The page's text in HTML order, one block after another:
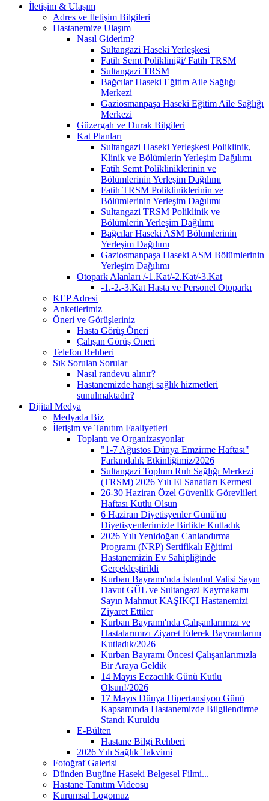
İletişim & Ulaşım
Adres ve İletişim Bilgileri
Hastanemize Ulaşım
Nasıl Giderim?
Sultangazi Haseki Yerleşkesi
Fatih Semt Polikliniği/ Fatih TRSM
Sultangazi TRSM
Bağcılar Haseki Eğitim Aile Sağlığı
Merkezi
Gaziosmanpaşa Haseki Eğitim Aile Sağlığı
Merkezi
Güzergah ve Durak Bilgileri
Kat Planları
Sultangazi Haseki Yerleşkesi Poliklinik,
Klinik ve Bölümlerin Yerleşim Dağılımı
Fatih Semt Polikliniklerinin ve
Bölümlerinin Yerleşim Dağılımı
Fatih TRSM Polikliniklerinin ve
Bölümlerinin Yerleşim Dağılımı
Sultangazi TRSM Poliklinik ve
Bölümlerin Yerleşim Dağılımı
Bağcılar Haseki ASM Bölümlerinin
Yerleşim Dağılımı
Gaziosmanpaşa Haseki ASM Bölümlerinin
Yerleşim Dağılımı
Otopark Alanları /-1.Kat/-2.Kat/-3.Kat
-1.-2.-3.Kat Hasta ve Personel Otoparkı
KEP Adresi
Anketlerimiz
Öneri ve Görüşleriniz
Hasta Görüş Öneri
Çalışan Görüş Öneri
Telefon Rehberi
Sık Sorulan Sorular
Nasıl randevu alınır?
Hastanemizde hangi sağlık hizmetleri
sunulmaktadır?
Dijital Medya
Medyada Biz
İletişim ve Tanıtım Faaliyetleri
Toplantı ve Organizasyonlar
"1-7 Ağustos Dünya Emzirme Haftası"
Farkındalık Etkinliğimiz/2026
Sultangazi Toplum Ruh Sağlığı Merkezi
(TRSM) 2026 Yılı El Sanatları Kermesi
26-30 Haziran Özel Güvenlik Görevlileri
Haftası Kutlu Olsun
6 Haziran Diyetisyenler Günü'nü
Diyetisyenlerimizle Birlikte Kutladık
2026 Yılı Yenidoğan Canlandırma
Programı (NRP) Sertifikalı Eğitimi
Hastanemizin Ev Sahipliğinde
Gerçekleştirildi
Kurban Bayramı'nda İstanbul Valisi Sayın
Davut GÜL ve Sultangazi Kaymakamı
Sayın Mahmut KAŞIKÇI Hastanemizi
Ziyaret Ettiler
Kurban Bayramı'nda Çalışanlarımızı ve
Hastalarımızı Ziyaret Ederek Bayramlarını
Kutladık/2026
Kurban Bayramı Öncesi Çalışanlarımızla
Bir Araya Geldik
14 Mayıs Eczacılık Günü Kutlu
Olsun!/2026
17 Mayıs Dünya Hipertansiyon Günü
Kapsamında Hastanemizde Bilgilendirme
Standı Kuruldu
E-Bülten
Hastane Bilgi Rehberi
2026 Yılı Sağlık Takvimi
Fotoğraf Galerisi
Dünden Bugüne Haseki Belgesel Filmi...
Hastane Tanıtım Videosu
Kurumsal Logomuz